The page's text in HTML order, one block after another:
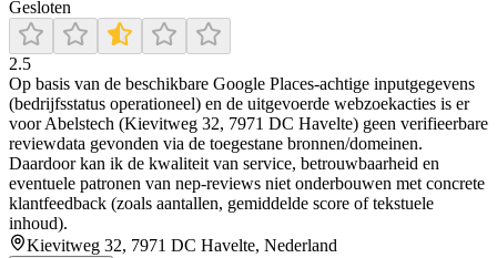
Gesloten
2.5
Op basis van de beschikbare Google Places-achtige inputgegevens
(bedrijfsstatus operationeel) en de uitgevoerde webzoekacties is er
voor Abelstech (Kievitweg 32, 7971 DC Havelte) geen verifieerbare
reviewdata gevonden via de toegestane bronnen/domeinen.
Daardoor kan ik de kwaliteit van service, betrouwbaarheid en
eventuele patronen van nep-reviews niet onderbouwen met concrete
klantfeedback (zoals aantallen, gemiddelde score of tekstuele
inhoud).
Kievitweg 32, 7971 DC Havelte, Nederland